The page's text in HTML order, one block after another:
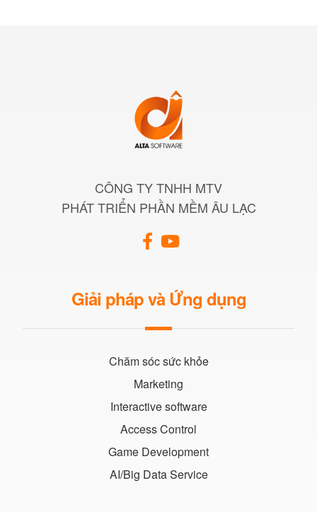
CÔNG TY TNHH MTV
PHÁT TRIỂN PHẦN MỀM ÂU LẠC
Giải pháp và Ứng dụng
Chăm sóc sức khỏe
Marketing
Interactive software
Access Control
Game Development
AI/Big Data Service